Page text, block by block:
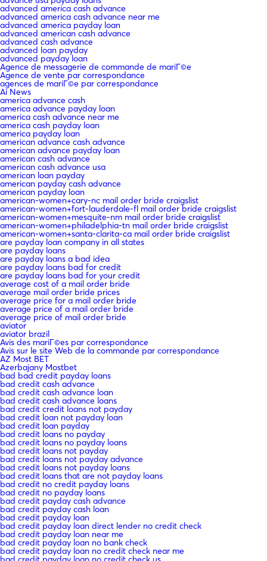
advanced america cash advance
advanced america cash advance near me
advanced america payday loan
advanced american cash advance
advanced cash advance
advanced loan payday
advanced payday loan
Agence de messagerie de commande de mariГ©e
Agence de vente par correspondance
agences de mariГ©e par correspondance
Ai News
america advance cash
america advance payday loan
america cash advance near me
america cash payday loan
america payday loan
american advance cash advance
american advance payday loan
american cash advance
american cash advance usa
american loan payday
american payday cash advance
american payday loan
american-women+cary-nc mail order bride craigslist
american-women+fort-lauderdale-fl mail order bride craigslist
american-women+mesquite-nm mail order bride craigslist
american-women+philadelphia-tn mail order bride craigslist
american-women+santa-clarita-ca mail order bride craigslist
are payday loan company in all states
are payday loans
are payday loans a bad idea
are payday loans bad for credit
are payday loans bad for your credit
average cost of a mail order bride
average mail order bride prices
average price for a mail order bride
average price of a mail order bride
average price of mail order bride
aviator
aviator brazil
Avis des mariГ©es par correspondance
Avis sur le site Web de la commande par correspondance
AZ Most BET
Azerbajany Mostbet
bad bad credit payday loans
bad credit cash advance
bad credit cash advance loan
bad credit cash advance loans
bad credit credit loans not payday
bad credit loan not payday loan
bad credit loan payday
bad credit loans no payday
bad credit loans no payday loans
bad credit loans not payday
bad credit loans not payday advance
bad credit loans not payday loans
bad credit loans that are not payday loans
bad credit no credit payday loans
bad credit no payday loans
bad credit payday cash advance
bad credit payday cash loan
bad credit payday loan
bad credit payday loan direct lender no credit check
bad credit payday loan near me
bad credit payday loan no bank check
bad credit payday loan no credit check near me